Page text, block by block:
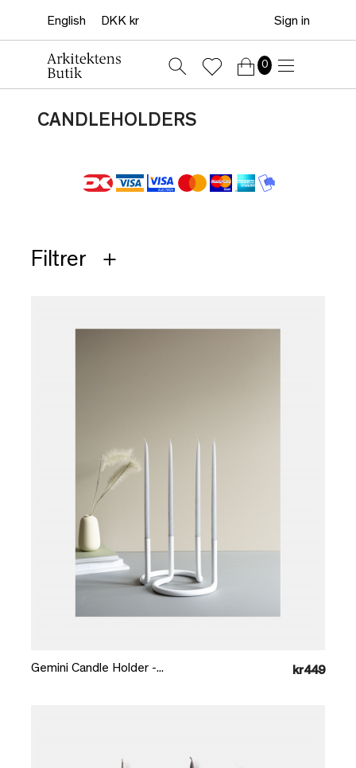
Sign in
0
CANDLEHOLDERS
Filtrer
Læg i kurv
Gemini Candle Holder -... kr449